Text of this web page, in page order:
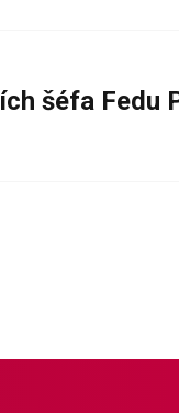
šéfa Fedu